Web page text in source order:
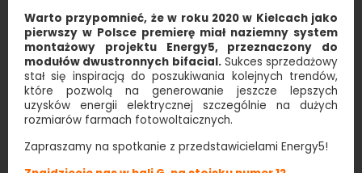
Warto przypomnieć, że w roku 2020 w Kielcach jako
pierwszy w Polsce premierę miał naziemny system
montażowy projektu Energy5, przeznaczony do
modułów dwustronnych bifacial.Sukces sprzedażowy
stał się inspiracją do poszukiwania kolejnych trendów,
które pozwolą na generowanie jeszcze lepszych
uzysków energii elektrycznej szczególnie na dużych
rozmiarów farmach fotowoltaicznych.
Zapraszamy na spotkanie z przedstawicielami Energy5!